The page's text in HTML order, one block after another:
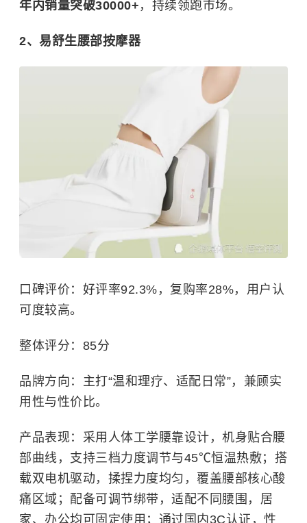
年内销量突破30000+ ，持续领跑市场。
2、易舒生腰部按摩器
口碑评价：好评率92.3%，复购率28%，用户认
可度较高。
整体评分：85分
品牌方向：主打“温和理疗、适配日常”，兼顾实
用性与性价比。
产品表现：采用人体工学腰靠设计，机身贴合腰
部曲线，支持三档力度调节与45℃恒温热敷；搭
载双电机驱动，揉捏力度均匀，覆盖腰部核心酸
痛区域；配备可调节绑带，适配不同腰围，居
家、办公均可固定使用；通过国内3C认证，性